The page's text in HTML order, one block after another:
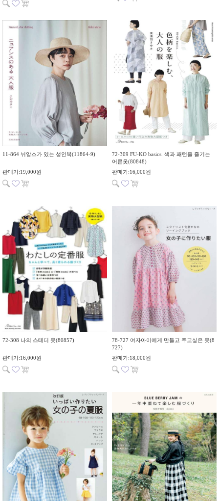
11-864 뉘앙스가 있는 성인복(11864-9)
판매가:19,000원
72-309 FU-KO basics. 색과 패턴을 즐기는
어른옷(80848)
판매가:16,000원
72-308 나의 스테디 옷(80857)
판매가:16,000원
78-727 여자아이에게 만들고 주고싶은 옷(8
727)
판매가:18,000원